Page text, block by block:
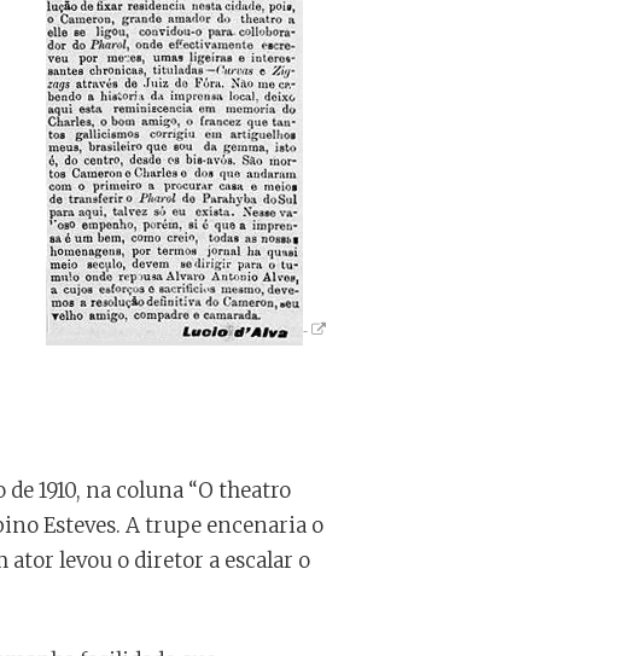
1910, na coluna “O theatro
Esteves. A trupe encenaria o
ator levou o diretor a escalar o